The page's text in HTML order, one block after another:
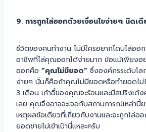
9. การถูกไล่ออกด้วยเงื่อนไขง่ายๆ นิดเดี
ชีวิตของคนทำงาน ไม่มีใครอยากโดนไล่ออ
อาชีพที่ไล่คุณออกได้ง่ายมาก ข้อแม้เพียงอ
ออกคือ “คุณไม่มียอด” ซึ่งองค์กรระดับโ
ง่ายๆ นั่นก็คือถ้าคุณไม่มียอดหรือทำยอดไม่
3 เดือน เก้าอี้ของคุณจะร้อนและมีสปริงเด้
เลย คุณจึงอาจจะเจอกับสถานการณ์เหล่านี้
เหตุผลข้อเดียวที่เกี่ยวกับงานและจะถูกไล่อ
ยอดขายไม่เข้าเป้านี่แหละครับ